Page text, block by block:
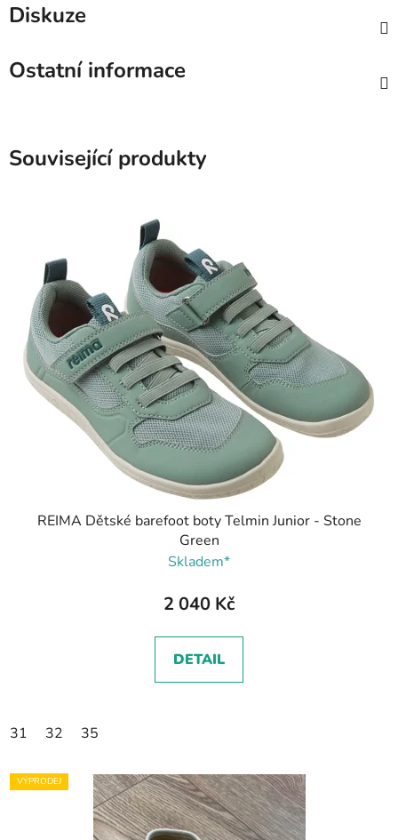
Diskuze
Ostatní informace
Související produkty
REIMA Dětské barefoot boty Telmin Junior - Stone
Green
Skladem*
2 040 Kč
DETAIL
31 32 35
VÝPRODEJ